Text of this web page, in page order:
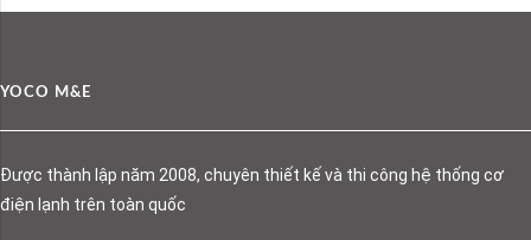
YOCO M&E
Được thành lập năm 2008, chuyên thiết kế và thi công hệ thống cơ
điện lạnh trên toàn quốc